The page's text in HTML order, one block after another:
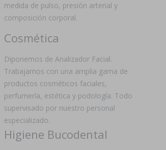
medida de pulso, presión arterial y
composición corporal.
Cosmética
Diponemos de Analizador Facial.
Trabajamos con una amplia gama de
productos cosméticos faciales,
perfumería, estética y podología. Todo
supervisado por nuestro personal
especializado.
Higiene Bucodental